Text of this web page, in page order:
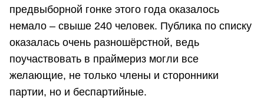
предвыборной гонке этого года оказалось
немало – свыше 240 человек. Публика по списку
оказалась очень разношёрстной, ведь
поучаствовать в праймериз могли все
желающие, не только члены и сторонники
партии, но и беспартийные.